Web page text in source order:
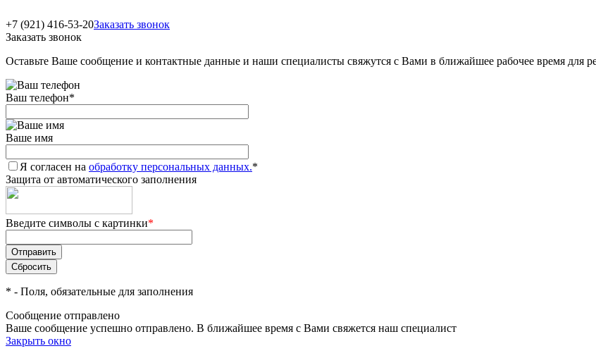
+7 (921) 416-53-20Заказать звонок
Заказать звонок
Оставьте Ваше сообщение и контактные данные и наши специалисты свяжутся с Вами в ближайшее рабочее время для
Ваш телефон*
Ваше имя
Я согласен на обработку персональных данных.*
Защита от автоматического заполнения
Введите символы с картинки*
* - Поля, обязательные для заполнения
Сообщение отправлено
Ваше сообщение успешно отправлено. В ближайшее время с Вами свяжется наш специалист
Закрыть окно